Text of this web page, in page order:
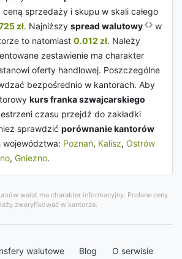
sprzedaży i skupu w skali całego
zł. Najniższy spread walutowy
w
to natomiast 0.012 zł. Należy
zestawienie ma charakter
oferty handlowej. Poszczególne
bezpośrednio w kantorach. Aby
kurs franka szwajcarskiego
czasu przejdź do zakładki
sprawdzić porównanie kantorów
województwa: Poznań, Kalisz, Ostrów
, Gniezno.
walut ma charakter informacyjny. Podane ceny
zweryfikować w kantorze.
walutowe Blog O serwisie